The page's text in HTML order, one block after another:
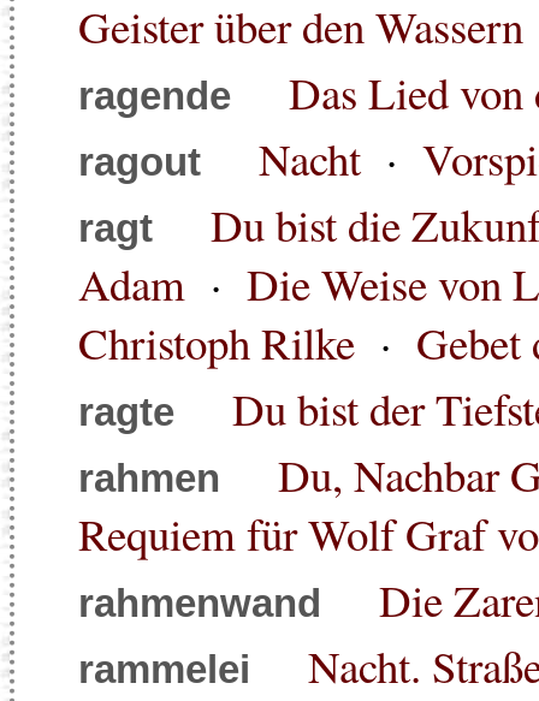
Geister über den Wassern
ragende Das Lied von
ragout Nacht ·
ragt
Du bist die
Adam · Die Weise von
Christoph Rilke ·
ragte Du bist der
rahmen
Du, Nachbar
Requiem für Wolf Graf
rahmenwand Die
rammelei Nacht.